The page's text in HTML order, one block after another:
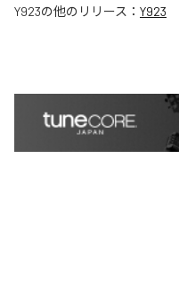
Y923の他のリリース： Y923